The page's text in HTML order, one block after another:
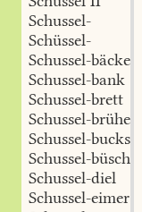
Schussel-
Schüssel-
Schussel-bäcker
Schussel-bank
Schussel-brett
Schussel-brühe
Schussel-buckse
Schussel-büsch
Schussel-diel
Schussel-eimer